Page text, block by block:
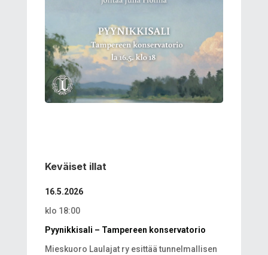
Keväiset illat
16.5.2026
klo 18:00
Pyynikkisali – Tampereen konservatorio
Mieskuoro Laulajat ry esittää tunnelmallisen